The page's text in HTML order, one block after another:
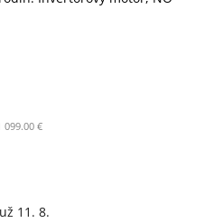
099.00 €
11. 8.